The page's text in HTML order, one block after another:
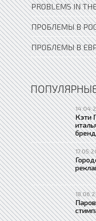
PROBLEMS IN
ПРОБЛЕМЫ В
ПРОБЛЕМЫ В
Кэти